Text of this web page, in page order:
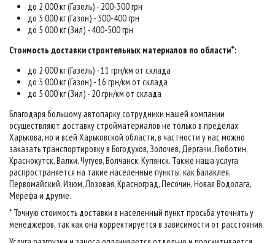
до 2 000 кг (Газель) - 200-300 грн
до 3 000 кг (Газон) - 300-400 грн
до 5 000 кг (Зил) - 400-500 грн
Стоимость доставки строительных материалов по области*:
до 2 000 кг (Газель) - 11 грн/км от склада
до 3 000 кг (Газон) - 16 грн/км от склада
до 5 000 кг (Зил) - 20 грн/км от склада
Благодаря большому автопарку сотрудники нашей компании
осуществляют доставку стройматериалов не только в пределах
Харькова, но и всей Харьковской области, в частности у нас можно
заказать транспортировку в Богодухов, Золочев, Дергачи, Люботин,
Краснокутск, Валки, Чугуев, Волчанск, Купянск. Также наша услуга
распространяется на такие населенные пункты. как Балаклея,
Первомайский, Изюм, Лозовая, Красноград, Песочин, Новая Водолага,
Мерефа и другие.
* Точную стоимость доставки в населенный пункт просьба уточнять у
менеджеров, так как она корректируется в зависимости от расстояния.